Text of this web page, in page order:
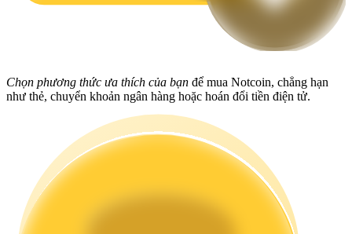
Làm cho tài sản của bạn tăng giá trị đều đặn
Staking
Lợi nhuận cao và truy cập ngay lập tức
Chọn phương thức ưa thích của bạn để mua Notcoin, chẳng hạn
như thẻ, chuyển khoản ngân hàng hoặc hoán đổi tiền điện tử.